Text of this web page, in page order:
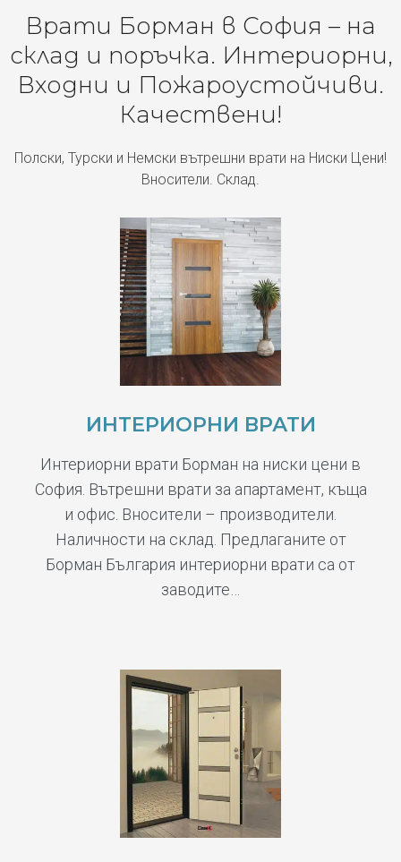
Врати Борман в София – на
склад и поръчка. Интериорни,
Входни и Пожароустойчиви.
Качествени!
Полски, Турски и Немски вътрешни врати на Ниски Цени!
Вносители. Склад.
ИНТЕРИОРНИ ВРАТИ
Интериорни врати Борман на ниски цени в
София. Вътрешни врати за апартамент, къща
и офис. Вносители – производители.
Наличности на склад. Предлаганите от
Борман България интериорни врати са от
заводите…